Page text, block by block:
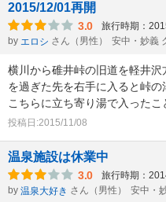
2015/12/01再開
3.0 旅行時期：
by エロシ さん（男性） 安中・妙義
横川から碓井峠の旧道を軽井
を過ぎた先を右手に入ると峠
こちらに立ち寄り湯で入ったこ
投稿日:2015/11/08
温泉施設は休業中
3.0 旅行時期：
by 温泉大好き さん（男性） 安中・